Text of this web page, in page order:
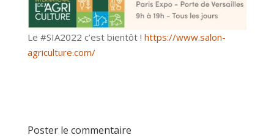
Le #SIA2022 c’est bientôt ! https://www.salon-
agriculture.com/
Poster le commentaire